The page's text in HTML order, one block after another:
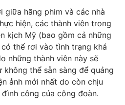
lai
giữa hãng phim và các nhà
hiện, các thành viên trong
kịch Mỹ (bao gồm cả những
thể rơi vào tình trạng khá
những thành viên này sẽ
thể sẵn sàng để quảng
ảnh mới nhất do còn chịu
công của công đoàn.